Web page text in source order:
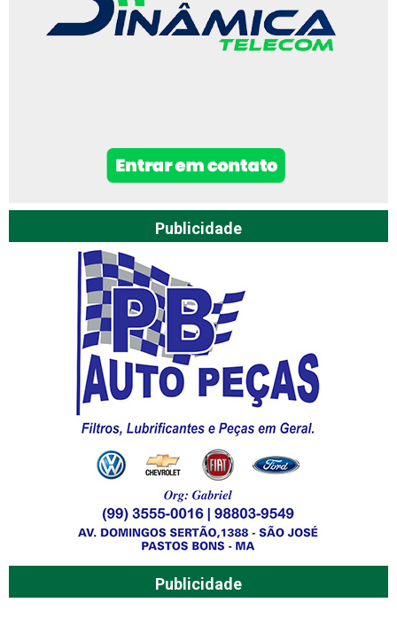
Publicidade
Publicidade